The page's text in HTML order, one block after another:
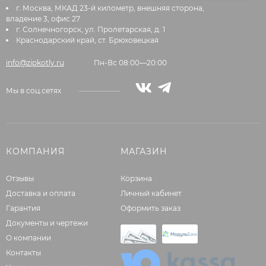
г. Москва, МКАД 23-й километр, внешняя сторона,
владение 3, офис 27
г. Солнечногорск, ул. Пролетарская, д. 1
Краснодарский край, ст. Брюховецкая
info@zipkotly.ru Пн-Вс 08:00—20:00
Мы в соц.сетях
КОМПАНИЯ
Отзывы
Доставка и оплата
Гарантия
Документы и чертежи
О компании
Контакты
МАГАЗИН
Корзина
Личный кабинет
Оформить заказ